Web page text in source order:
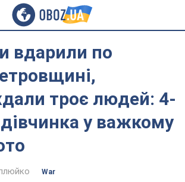
вдарили по
троє людей: 4-
у важкому
War